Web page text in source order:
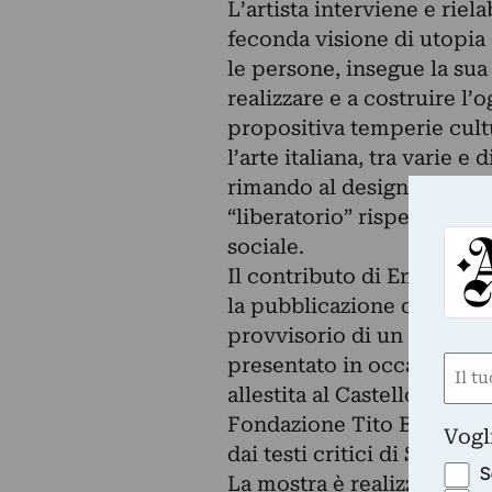
L’artista interviene e
feconda visione di
le persone, insegue la
realizzare e a costruire
propositiva temperie
l’arte italiana, tra varie e
rimando al design
“liberatorio” rispetto alle
sociale.
Il contributo di Emil
la pubblicazione del
provvisorio di un
presentato in occasione
allestita al Castello
Fondazione Tito
dai testi critici di Sandro
La mostra è realizzata in
Nome